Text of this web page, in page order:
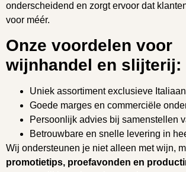
onderscheidend en zorgt ervoor dat
voor méér.
Onze voordelen voor
wijnhandel en slijterij:
Uniek assortiment exclusieve
Goede marges en commerciële
Persoonlijk advies bij samenstellen
Betrouwbare en snelle levering in
Wij ondersteunen je niet alleen met wijn,
promotietips, proefavonden en